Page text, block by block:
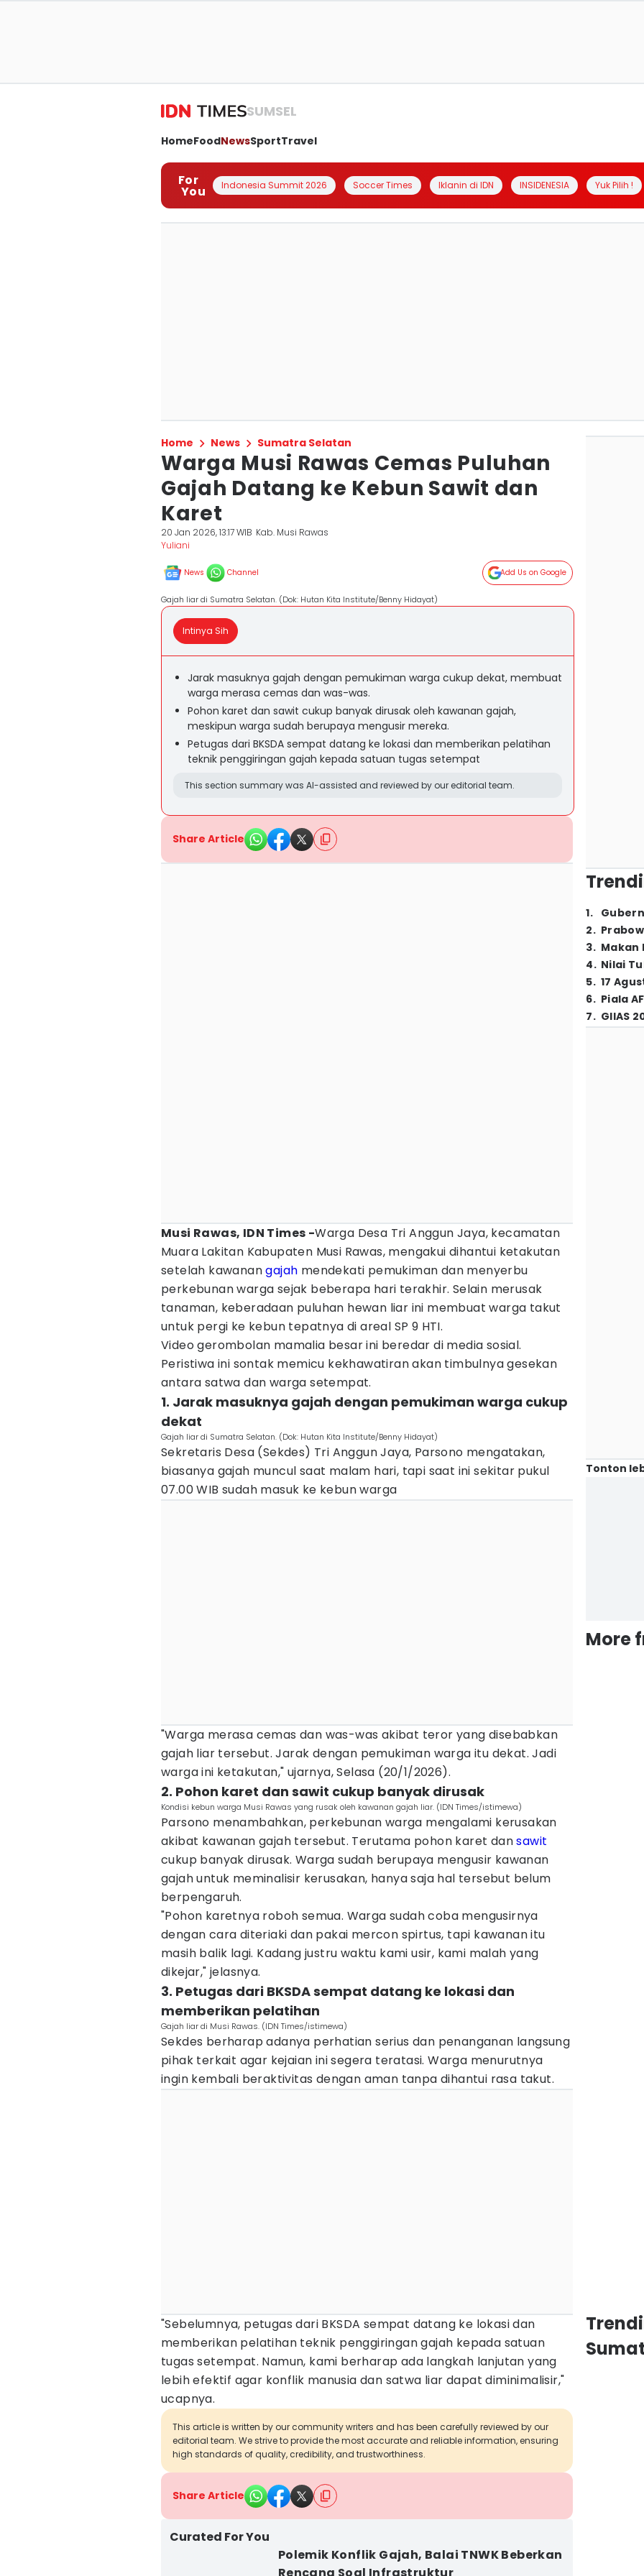
SUMSEL
HomeFoodNewsSportTravel
For
You Indonesia Summit 2026 Soccer Times Iklanin di IDN INSIDENESIA Yuk Pilih !
Home News Sumatra Selatan
Warga Musi Rawas Cemas Puluhan
Gajah Datang ke Kebun Sawit dan
Karet
20 Jan 2026, 13:17 WIB Kab. Musi Rawas
Yuliani
News Channel Add Us on Google
Gajah liar di Sumatra Selatan. (Dok: Hutan Kita Institute/Benny Hidayat)
Intinya Sih
Jarak masuknya gajah dengan pemukiman warga cukup dekat, membuat
warga merasa cemas dan was-was.
Pohon karet dan sawit cukup banyak dirusak oleh kawanan gajah,
meskipun warga sudah berupaya mengusir mereka.
Petugas dari BKSDA sempat datang ke lokasi dan memberikan pelatihan
teknik penggiringan gajah kepada satuan tugas setempat
This section summary was AI-assisted and reviewed by our editorial team.
Share Article
Musi Rawas, IDN Times -Warga Desa Tri Anggun Jaya, kecamatan
Muara Lakitan Kabupaten Musi Rawas, mengakui dihantui ketakutan
setelah kawanangajah mendekati pemukiman dan menyerbu
perkebunan warga sejak beberapa hari terakhir. Selain merusak
tanaman, keberadaan puluhan hewan liar ini membuat warga takut
untuk pergi ke kebun tepatnya di areal SP 9 HTI.
Video gerombolan mamalia besar ini beredar di media sosial.
Peristiwa ini sontak memicu kekhawatiran akan timbulnya gesekan
antara satwa dan warga setempat.
1. Jarak masuknya gajah dengan pemukiman warga cukup
dekat
Gajah liar di Sumatra Selatan. (Dok: Hutan Kita Institute/Benny Hidayat)
Sekretaris Desa (Sekdes) Tri Anggun Jaya, Parsono mengatakan,
biasanya gajah muncul saat malam hari, tapi saat ini sekitar pukul
07.00 WIB sudah masuk ke kebun warga
"Warga merasa cemas dan was-was akibat teror yang disebabkan
gajah liar tersebut. Jarak dengan pemukiman warga itu dekat. Jadi
warga ini ketakutan," ujarnya, Selasa (20/1/2026).
2. Pohon karet dan sawit cukup banyak dirusak
Kondisi kebun warga Musi Rawas yang rusak oleh kawanan gajah liar. (IDN Times/istimewa)
Parsono menambahkan, perkebunan warga mengalami kerusakan
akibat kawanan gajah tersebut. Terutama pohon karet dansawit
cukup banyak dirusak. Warga sudah berupaya mengusir kawanan
gajah untuk meminalisir kerusakan, hanya saja hal tersebut belum
berpengaruh.
"Pohon karetnya roboh semua. Warga sudah coba mengusirnya
dengan cara diteriaki dan pakai mercon spirtus, tapi kawanan itu
masih balik lagi. Kadang justru waktu kami usir, kami malah yang
dikejar," jelasnya.
3. Petugas dari BKSDA sempat datang ke lokasi dan
memberikan pelatihan
Gajah liar di Musi Rawas. (IDN Times/istimewa)
Sekdes berharap adanya perhatian serius dan penanganan langsung
pihak terkait agar kejaian ini segera teratasi. Warga menurutnya
ingin kembali beraktivitas dengan aman tanpa dihantui rasa takut.
"Sebelumnya, petugas dari BKSDA sempat datang ke lokasi dan
memberikan pelatihan teknik penggiringan gajah kepada satuan
tugas setempat. Namun, kami berharap ada langkah lanjutan yang
lebih efektif agar konflik manusia dan satwa liar dapat diminimalisir,"
ucapnya.
This article is written by our community writers and has been carefully reviewed by our
editorial team. We strive to provide the most accurate and reliable information, ensuring
high standards of quality, credibility, and trustworthiness.
Share Article
Curated For You
Polemik Konflik Gajah, Balai TNWK Beberkan
1.
2.
3. Makan
4. Nilai
5. 17
6. Piala
7. GIIAS
Tonton
More